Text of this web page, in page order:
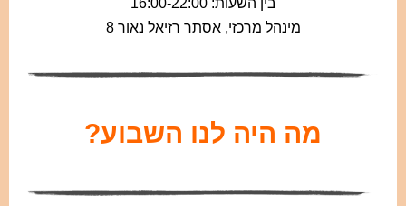
מינהל מרכזי, אסתר רזיאל נאור 8
מה היה לנו השבוע?